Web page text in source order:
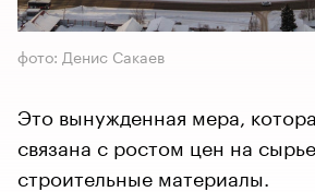
фото: Денис Сакаев
Это вынужденная мера,
связана с ростом цен на
строительные материалы.